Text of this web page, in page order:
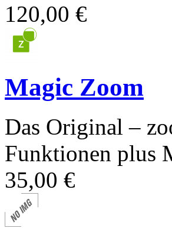
120,00 €
Magic Zoom
Das Original –
Funktionen plus
35,00 €